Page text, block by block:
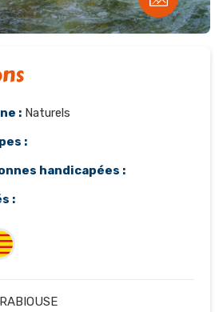
: Naturels
:
handicapées :
: